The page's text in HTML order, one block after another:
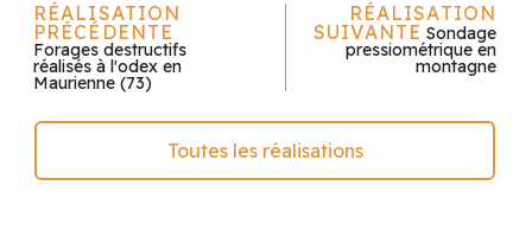
RÉALISATION
PRÉCÉDENTE
Forages destructifs
réalisés à l'odex en
Maurienne (73)
RÉALISATION
SUIVANTE Sondage
pressiométrique en
montagne
Toutes les réalisations